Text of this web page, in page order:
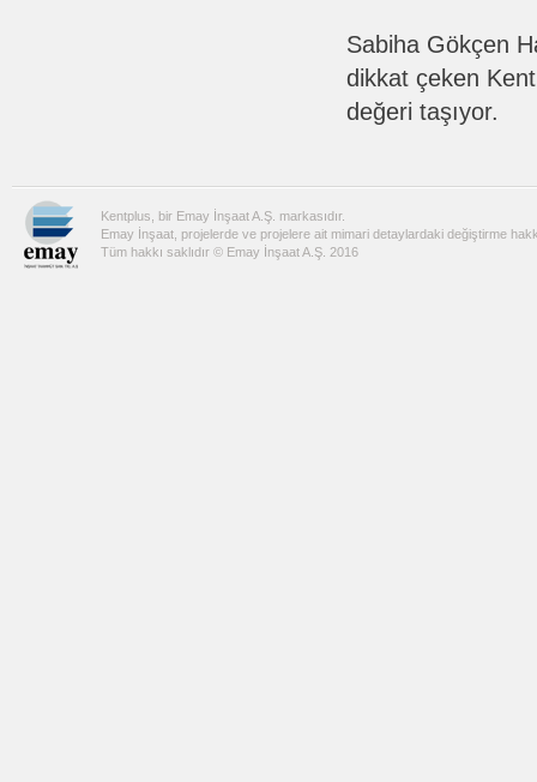
Sabiha Gökçen
dikkat çeken
değeri taşıyor.
Kentplus, bir Emay İnşaat A.Ş. markasıdır.
Emay İnşaat, projelerde ve projelere ait mimari detaylardaki değiştirme
Tüm hakkı saklıdır © Emay İnşaat A.Ş. 2016